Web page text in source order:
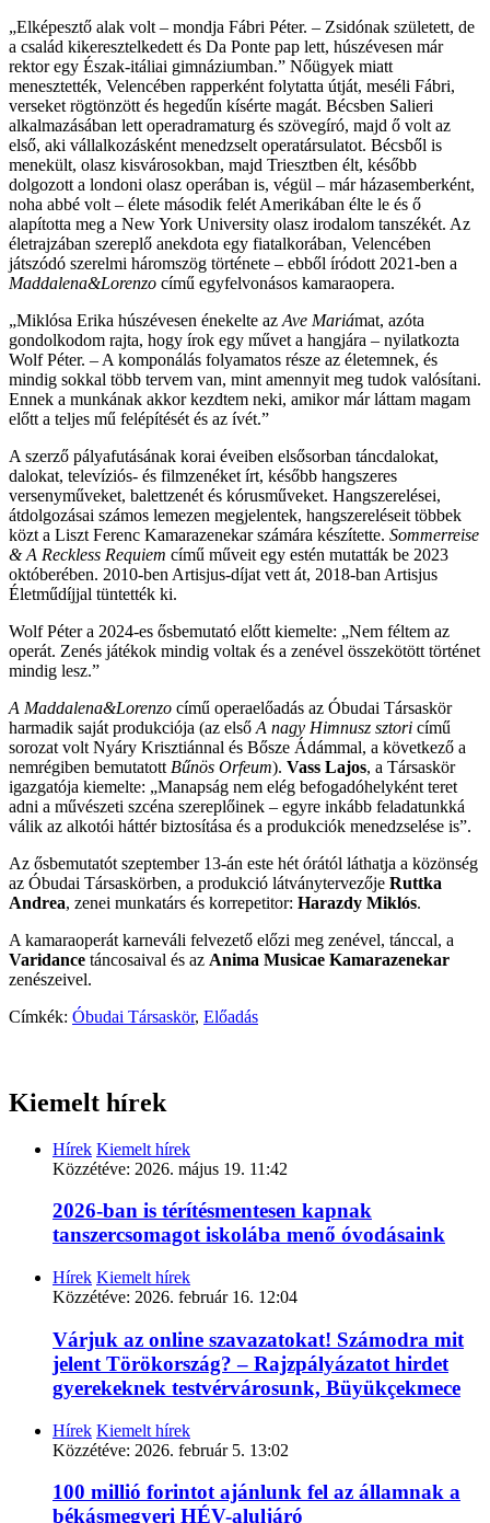
„Elképesztő alak volt – mondja Fábri Péter. – Zsidónak született, de
a család kikeresztelkedett és Da Ponte pap lett, húszévesen már
rektor egy Észak-itáliai gimnáziumban.” Nőügyek miatt
menesztették, Velencében rapperként folytatta útját, meséli Fábri,
verseket rögtönzött és hegedűn kísérte magát. Bécsben Salieri
alkalmazásában lett operadramaturg és szövegíró, majd ő volt az
első, aki vállalkozásként menedzselt operatársulatot. Bécsből is
menekült, olasz kisvárosokban, majd Triesztben élt, később
dolgozott a londoni olasz operában is, végül – már házasemberként,
noha abbé volt – élete második felét Amerikában élte le és ő
alapította meg a New York University olasz irodalom tanszékét. Az
életrajzában szereplő anekdota egy fiatalkorában, Velencében
játszódó szerelmi háromszög története – ebből íródott 2021-ben a
Maddalena&Lorenzo című egyfelvonásos kamaraopera.
„Miklósa Erika húszévesen énekelte az Ave Mariámat, azóta
gondolkodom rajta, hogy írok egy művet a hangjára – nyilatkozta
Wolf Péter. – A komponálás folyamatos része az életemnek, és
mindig sokkal több tervem van, mint amennyit meg tudok valósítani.
Ennek a munkának akkor kezdtem neki, amikor már láttam magam
előtt a teljes mű felépítését és az ívét.”
A szerző pályafutásának korai éveiben elsősorban táncdalokat,
dalokat, televíziós- és filmzenéket írt, később hangszeres
versenyműveket, balettzenét és kórusműveket. Hangszerelései,
átdolgozásai számos lemezen megjelentek, hangszereléseit többek
közt a Liszt Ferenc Kamarazenekar számára készítette. Sommerreise
& A Reckless Requiem című műveit egy estén mutatták be 2023
októberében. 2010-ben Artisjus-díjat vett át, 2018-ban Artisjus
Életműdíjjal tüntették ki.
Wolf Péter a 2024-es ősbemutató előtt kiemelte: „Nem féltem az
operát. Zenés játékok mindig voltak és a zenével összekötött történet
mindig lesz.”
A Maddalena&Lorenzo című operaelőadás az Óbudai Társaskör
harmadik saját produkciója (az első A nagy Himnusz sztori című
sorozat volt Nyáry Krisztiánnal és Bősze Ádámmal, a következő a
nemrégiben bemutatott Bűnös Orfeum). Vass Lajos, a Társaskör
igazgatója kiemelte: „Manapság nem elég befogadóhelyként teret
adni a művészeti szcéna szereplőinek – egyre inkább feladatunkká
válik az alkotói háttér biztosítása és a produkciók menedzselése is”.
Az ősbemutatót szeptember 13-án este hét órától láthatja a közönség
az Óbudai Társaskörben, a produkció látványtervezője Ruttka
Andrea, zenei munkatárs és korrepetitor: Harazdy Miklós.
A kamaraoperát karneváli felvezető előzi meg zenével, tánccal, a
Varidance táncosaival és az Anima Musicae Kamarazenekar
zenészeivel.
Címkék: Óbudai Társaskör, Előadás
Kiemelt hírek
Hírek Kiemelt hírek
Közzétéve: 2026. május 19. 11:42
2026-ban is térítésmentesen kapnak
tanszercsomagot iskolába menő óvodásaink
Hírek Kiemelt hírek
Közzétéve: 2026. február 16. 12:04
Várjuk az online szavazatokat! Számodra mit
jelent Törökország? – Rajzpályázatot hirdet
gyerekeknek testvérvárosunk, Büyükçekmece
Hírek Kiemelt hírek
Közzétéve: 2026. február 5. 13:02
100 millió forintot ajánlunk fel az államnak a
békásmegyeri HÉV-aluljáró